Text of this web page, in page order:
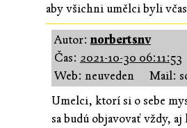
aby všichni umělci byli
Autor:norbertsnv
Čas: 2021-10-30 06:11:53
Web: neuveden
Mail:
Umelci, ktorí si o sebe
sa budú objavovať vždy,